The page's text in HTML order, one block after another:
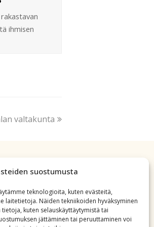
suostumusta
teknologioita, kuten evästeitä,
laitetietoja. Näiden tekniikoiden hyväksyminen
kuten selauskäyttäytymistä tai
jättäminen tai peruuttaminen voi
ihmisen
valtakunta